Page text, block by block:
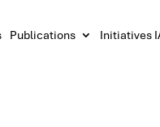
Publications Initiatives